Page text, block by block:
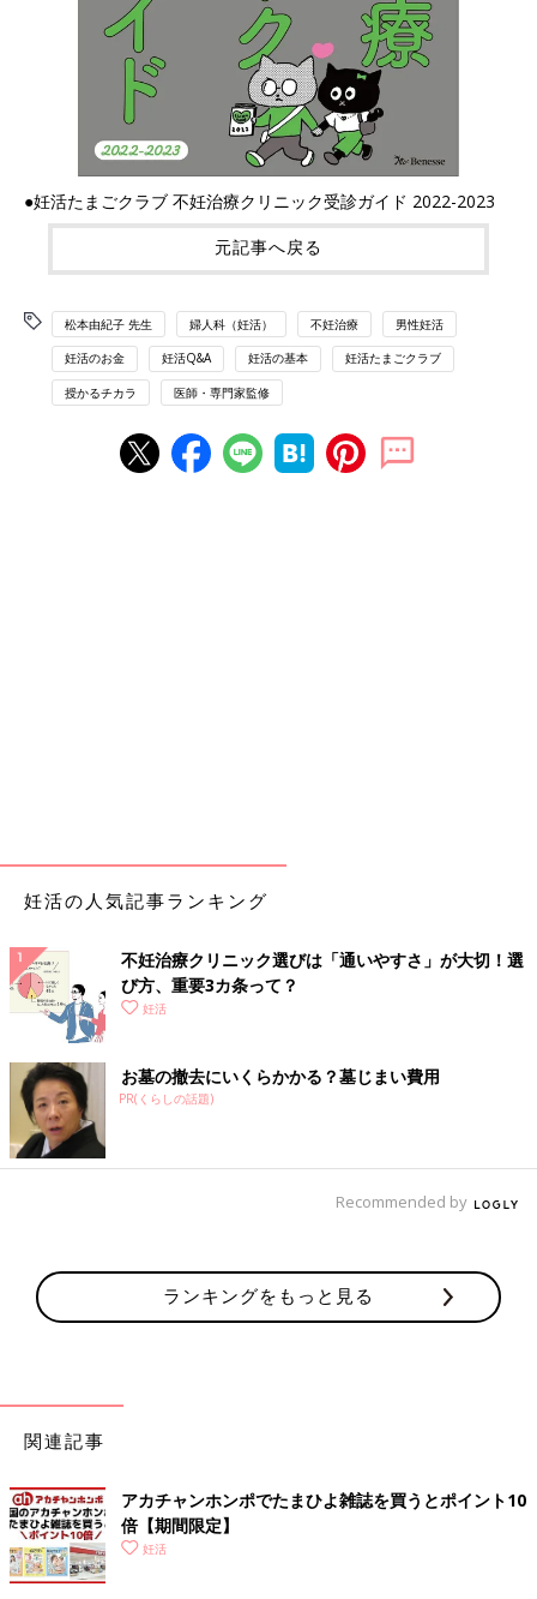
●妊活たまごクラブ 不妊治療クリニック受診ガイド 2022-2023
元記事へ戻る
松本由紀子 先生 婦人科（妊活） 不妊治療 男性妊活
妊活のお金 妊活Q&A 妊活の基本 妊活たまごクラブ
授かるチカラ 医師・専門家監修
妊活の人気記事ランキング
不妊治療クリニック選びは「通いやすさ」が大切！選
び方、重要3カ条って？
妊活
お墓の撤去にいくらかかる？墓じまい費用
PR(くらしの話題)
Recommended by
ランキングをもっと見る
関連記事
アカチャンホンポでたまひよ雑誌を買うとポイント10
倍【期間限定】
妊活